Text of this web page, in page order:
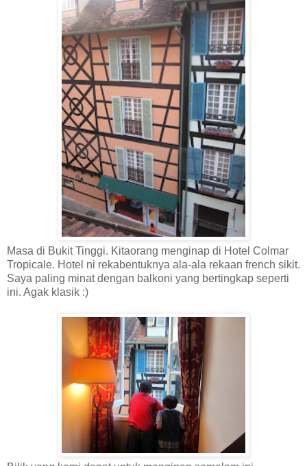
Masa di Bukit Tinggi. Kitaorang menginap di Hotel Colmar
Tropicale. Hotel ni rekabentuknya ala-ala rekaan french sikit.
Saya paling minat dengan balkoni yang bertingkap seperti
ini. Agak klasik :)